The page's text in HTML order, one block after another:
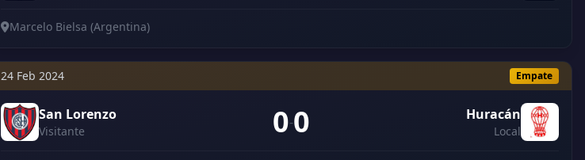
Marcelo Bielsa (Argentina)
24 Feb 2024 Empate
San Lorenzo
Visitante 0-0 Huracán
Local